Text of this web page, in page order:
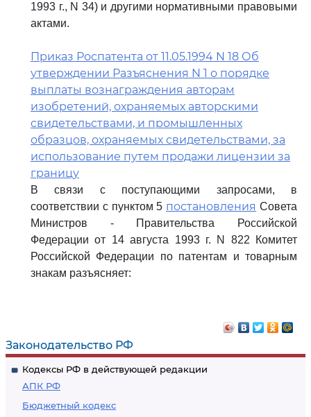
Законодательство РФ
Кодексы РФ в действующей редакции
АПК РФ
Бюджетный кодекс
1993 г., N 34) и другими нормативными правовыми
актами.
Приказ Роспатента от 11.05.1994 N 18 Об
утверждении Разъяснения N 1 о порядке
выплаты вознаграждения авторам
изобретений, охраняемых авторскими
свидетельствами, и промышленных
образцов, охраняемых свидетельствами, за
использование путем продажи лицензии за
границу
В связи с поступающими запросами, в
соответствии с пунктом 5 постановления Совета
Министров - Правительства Российской
Федерации от 14 августа 1993 г. N 822 Комитет
Российской Федерации по патентам и товарным
знакам разъясняет: